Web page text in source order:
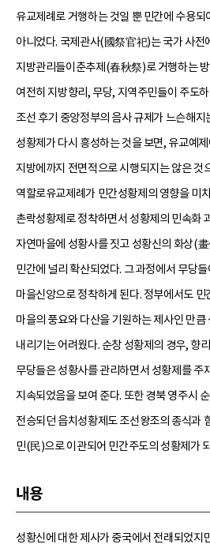
유교제례로 거행하는 것일 뿐 민간에 수용
아니었다. 국제관사(國祭官祀)는 국가 사전
지방관리들이춘추제(春秋祭)로 거행하는
여전히 지방향리, 무당, 지역주민들이 주도
조선 후기 중앙정부의 음사 규제가 느슨해지
성황제가 다시 흥성하는 것을 보면, 유교예
지방에까지 전면적으로 시행되지는 않은 것
역할로유교제례가 민간성황제의 영향을 미
촌락성황제로 정착하면서 성황제의 민속화
자연마을에 성황사를 짓고 성황신의 화상(
민간에 널리 확산되었다. 그 과정에서 무당
마을신앙으로 정착하게 된다. 정부에서도
마을의 풍요와 다산을 기원하는 제사인 만
내리기는 어려웠다. 순창 성황제의 경우, 향
무당들은 성황사를 관리하면서 성황제를 주
지속되었음을 보여 준다. 또한 경북 영주시
전승되던 읍치성황제도 조선왕조의 종식과
민(民)으로 이관되어 민간주도의 성황제가
내용
성황신에 대한 제사가 중국에서 전래되었지